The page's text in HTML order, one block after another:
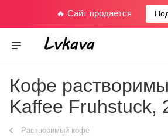
🔥 Сайт продается
Кофе
Kaffee Fruhstuck,
Растворимый кофе